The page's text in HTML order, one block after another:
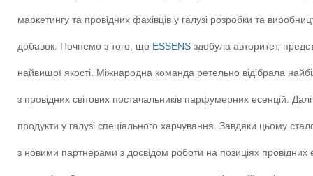
маркетингу та провідних фахівців у галузі розробки та
добавок. Почнемо з того, що ESSENS здобула авторитет,
найвищої якості. Міжнародна команда ретельно відібрала
з провідних світових постачальників парфумерних есенцій.
продукти у галузі спеціального харчування. Завдяки цьому
з новими партнерами з досвідом роботи на позиціях провідних